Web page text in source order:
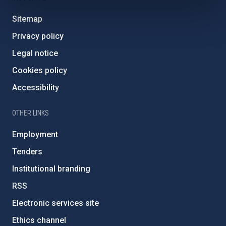
Sitemap
Privacy policy
Legal notice
Cookies policy
Accessibility
OTHER LINKS
Employment
Tenders
Institutional branding
RSS
Electronic services site
Ethics channel